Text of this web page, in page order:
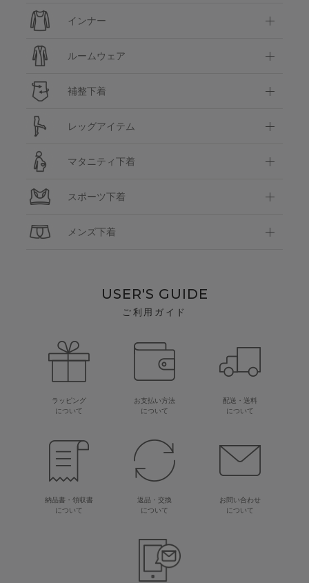
インナー
ルームウェア
補整下着
レッグアイテム
マタニティ下着
スポーツ下着
メンズ下着
USER'S GUIDE
ご利用ガイド
ラッピング
について
お支払い方法
について
配送・送料
について
納品書・領収書
について
返品・交換
について
お問い合わせ
について